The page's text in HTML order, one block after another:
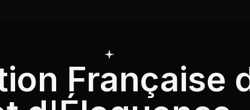
Française